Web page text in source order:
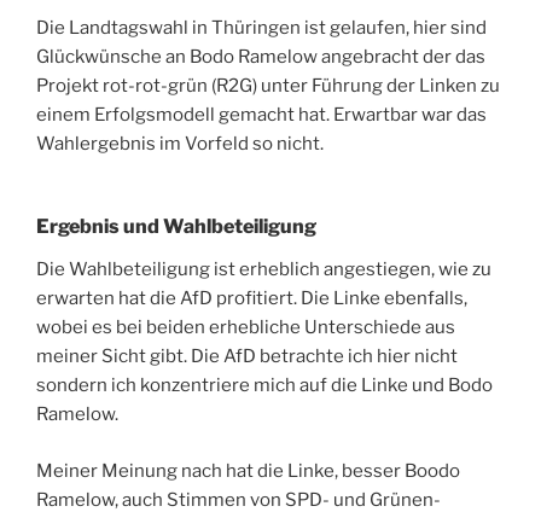
Die Landtagswahl in Thüringen ist gelaufen, hier sind
Glückwünsche an Bodo Ramelow angebracht der das
Projekt rot-rot-grün (R2G) unter Führung der Linken zu
einem Erfolgsmodell gemacht hat. Erwartbar war das
Wahlergebnis im Vorfeld so nicht.
Ergebnis und Wahlbeteiligung
Die Wahlbeteiligung ist erheblich angestiegen, wie zu
erwarten hat die AfD profitiert. Die Linke ebenfalls,
wobei es bei beiden erhebliche Unterschiede aus
meiner Sicht gibt. Die AfD betrachte ich hier nicht
sondern ich konzentriere mich auf die Linke und Bodo
Ramelow.
Meiner Meinung nach hat die Linke, besser Boodo
Ramelow, auch Stimmen von SPD- und Grünen-